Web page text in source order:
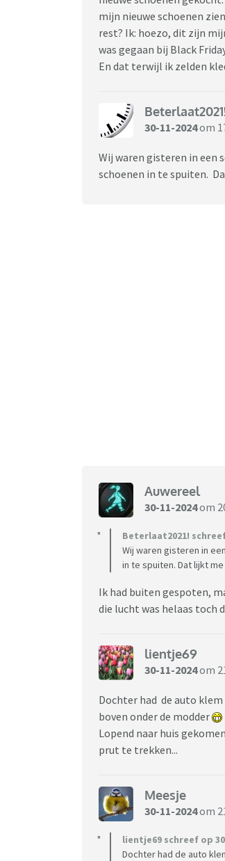
mijn nieuwe schoenen
rest? Ik: hoezo, dit zijn
was gegaan bij Black
En dat terwijl ik zelden
Beterlaat2021!
30-11-2024om
Wij waren gisteren in een
schoenen in te spuiten.
Auwereel
30-11-2024om
Beterlaat2021! schreef
Wij waren gisteren in
in te spuiten. Dat lijkt
Ik had buiten gespoten,
die lucht was helaas toch
lientje69
30-11-2024om
Dochter had de auto
boven onder de modder
Lopend naar huis
prut te trekken...
Meesje
30-11-2024om
lientje69 schreef op
Dochter had de auto